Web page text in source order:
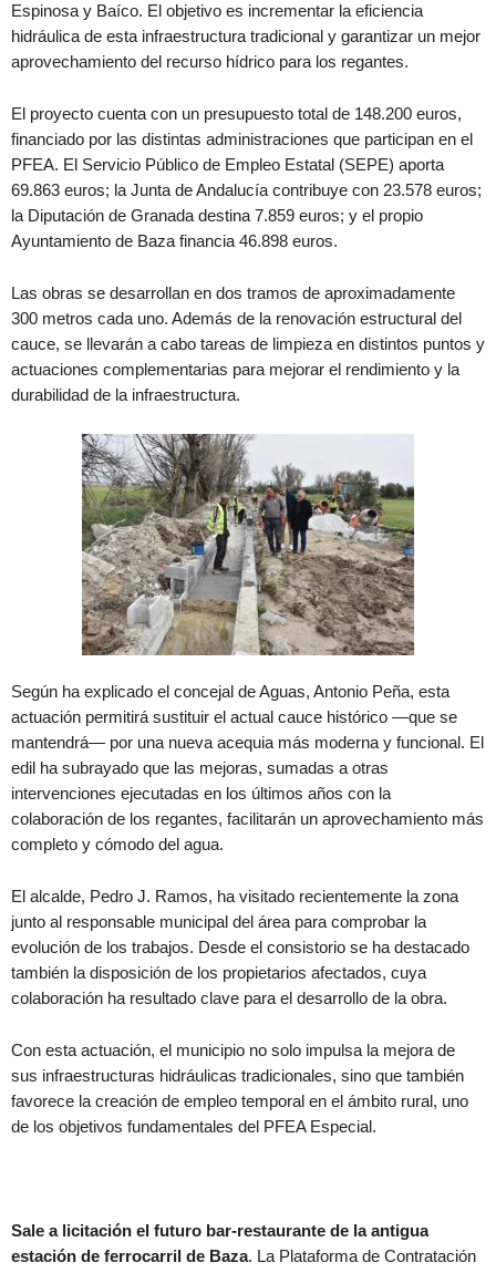
Espinosa y Baíco. El objetivo es incrementar la eficiencia
hidráulica de esta infraestructura tradicional y garantizar un mejor
aprovechamiento del recurso hídrico para los regantes.
El proyecto cuenta con un presupuesto total de 148.200 euros,
financiado por las distintas administraciones que participan en el
PFEA. El Servicio Público de Empleo Estatal (SEPE) aporta
69.863 euros; la Junta de Andalucía contribuye con 23.578 euros;
la Diputación de Granada destina 7.859 euros; y el propio
Ayuntamiento de Baza financia 46.898 euros.
Las obras se desarrollan en dos tramos de aproximadamente
300 metros cada uno. Además de la renovación estructural del
cauce, se llevarán a cabo tareas de limpieza en distintos puntos y
actuaciones complementarias para mejorar el rendimiento y la
durabilidad de la infraestructura.
Según ha explicado el concejal de Aguas, Antonio Peña, esta
actuación permitirá sustituir el actual cauce histórico —que se
mantendrá— por una nueva acequia más moderna y funcional. El
edil ha subrayado que las mejoras, sumadas a otras
intervenciones ejecutadas en los últimos años con la
colaboración de los regantes, facilitarán un aprovechamiento más
completo y cómodo del agua.
El alcalde, Pedro J. Ramos, ha visitado recientemente la zona
junto al responsable municipal del área para comprobar la
evolución de los trabajos. Desde el consistorio se ha destacado
también la disposición de los propietarios afectados, cuya
colaboración ha resultado clave para el desarrollo de la obra.
Con esta actuación, el municipio no solo impulsa la mejora de
sus infraestructuras hidráulicas tradicionales, sino que también
favorece la creación de empleo temporal en el ámbito rural, uno
de los objetivos fundamentales del PFEA Especial.
Sale a licitación el futuro bar-restaurante de la antigua
estación de ferrocarril de Baza. La Plataforma de Contratación